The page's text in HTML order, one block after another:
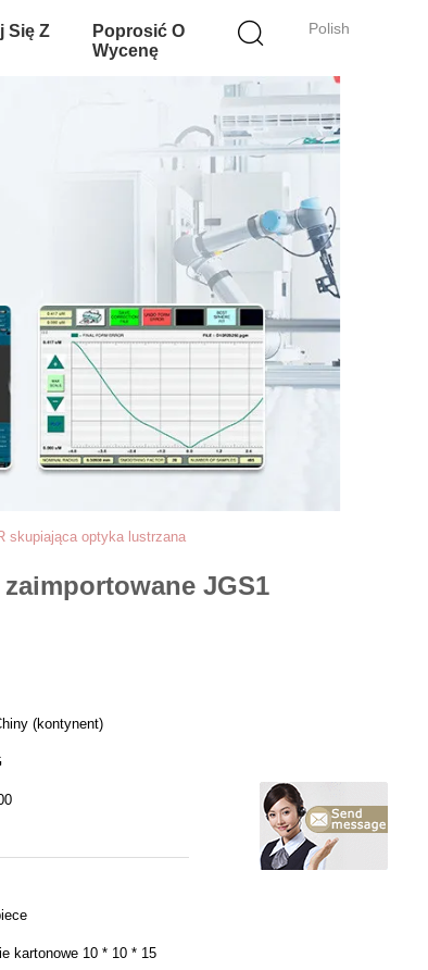
Polish
Się Z
Poprosić O
Wycenę
skupiająca optyka lustrzana
JGS1
(kontynent)
kartonowe 10 * 10 * 15